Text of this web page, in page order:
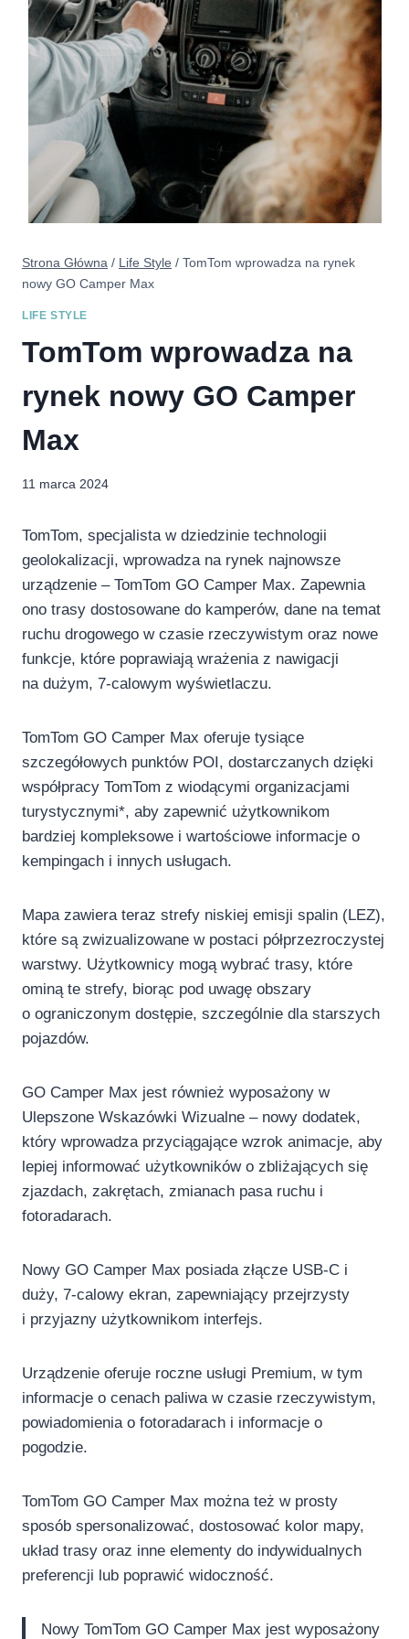
Strona Główna / Life Style / TomTom wprowadza na rynek
nowy GO Camper Max
LIFE STYLE
TomTom wprowadza na
rynek nowy GO Camper
Max
11 marca 2024
TomTom, specjalista w dziedzinie technologii
geolokalizacji, wprowadza na rynek najnowsze
urządzenie – TomTom GO Camper Max. Zapewnia
ono trasy dostosowane do kamperów, dane na temat
ruchu drogowego w czasie rzeczywistym oraz nowe
funkcje, które poprawiają wrażenia z nawigacji
na dużym, 7-calowym wyświetlaczu.
TomTom GO Camper Max oferuje tysiące
szczegółowych punktów POI, dostarczanych dzięki
współpracy TomTom z wiodącymi organizacjami
turystycznymi*, aby zapewnić użytkownikom
bardziej kompleksowe i wartościowe informacje o
kempingach i innych usługach.
Mapa zawiera teraz strefy niskiej emisji spalin (LEZ),
które są zwizualizowane w postaci półprzezroczystej
warstwy. Użytkownicy mogą wybrać trasy, które
ominą te strefy, biorąc pod uwagę obszary
o ograniczonym dostępie, szczególnie dla starszych
pojazdów.
GO Camper Max jest również wyposażony w
Ulepszone Wskazówki Wizualne – nowy dodatek,
który wprowadza przyciągające wzrok animacje, aby
lepiej informować użytkowników o zbliżających się
zjazdach, zakrętach, zmianach pasa ruchu i
fotoradarach.
Nowy GO Camper Max posiada złącze USB-C i
duży, 7-calowy ekran, zapewniający przejrzysty
i przyjazny użytkownikom interfejs.
Urządzenie oferuje roczne usługi Premium, w tym
informacje o cenach paliwa w czasie rzeczywistym,
powiadomienia o fotoradarach i informacje o
pogodzie.
TomTom GO Camper Max można też w prosty
sposób spersonalizować, dostosować kolor mapy,
układ trasy oraz inne elementy do indywidualnych
preferencji lub poprawić widoczność.
Nowy TomTom GO Camper Max jest wyposażony